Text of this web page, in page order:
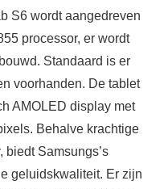
S6 wordt aangedreven
processor, er wordt
Standaard is er
voorhanden. De tablet
AMOLED display met
Behalve krachtige
biedt Samsungs’s
geluidskwaliteit. Er zijn